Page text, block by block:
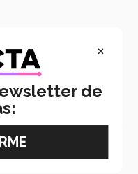
enseñanzas
delicenciatura en
deproyectos e
empresas de
en la gestión de
liderar iniciativas
a una empresa, sino
×
de